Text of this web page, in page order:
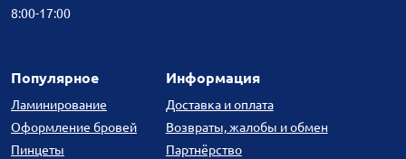
8:00-17:00
Популярное
Ламинирование
Оформление бровей
Пинцеты
Информация
Доставка и оплата
Возвраты, жалобы и обмен
Партнёрство